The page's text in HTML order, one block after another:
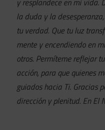
y resplandece en mi vida.
la duda y la
tu verdad. Que tu luz
mente y encendiendo en
otros. Permíteme reflejar
acción, para que quienes
guiados hacia Ti. Gracias
dirección y plenitud. En El